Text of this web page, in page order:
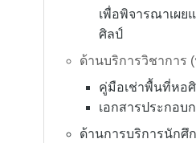
เพื่อพิจารณาเผย
ศิลป์
ด้านบริการวิชาการ
คู่มือเช่าพื้นที่หอ
เอกสารประกอบ
ด้านการบริการนักศึ